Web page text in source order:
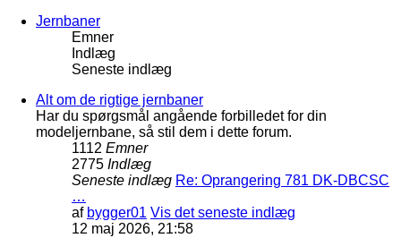
Jernbaner
Emner
Indlæg
Seneste indlæg
Alt om de rigtige jernbaner
Har du spørgsmål angående forbilledet for din
modeljernbane, så stil dem i dette forum.
1112 Emner
2775 Indlæg
Seneste indlæg Re: Oprangering 781 DK-DBCSC
…
af bygger01 Vis det seneste indlæg
12 maj 2026, 21:58